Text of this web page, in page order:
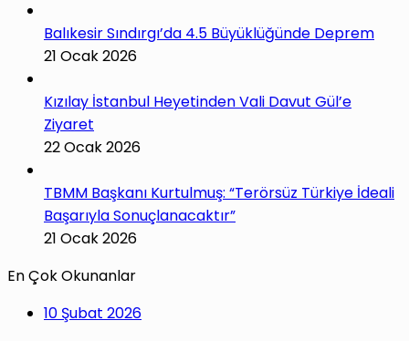
Balıkesir Sındırgı’da 4.5 Büyüklüğünde Deprem
21 Ocak 2026
Kızılay İstanbul Heyetinden Vali Davut Gül’e
Ziyaret
22 Ocak 2026
TBMM Başkanı Kurtulmuş: “Terörsüz Türkiye İdeali
Başarıyla Sonuçlanacaktır”
21 Ocak 2026
En Çok Okunanlar
10 Şubat 2026